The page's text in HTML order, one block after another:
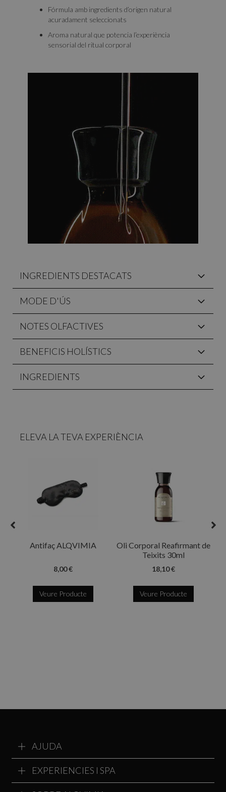
Fórmula amb ingredients d’origen natural
acuradament seleccionats
Aroma natural que potencia l’experiència
sensorial del ritual corporal
INGREDIENTS DESTACATS
MODE D'ÚS
NOTES OLFACTIVES
BENEFICIS HOLÍSTICS
INGREDIENTS
ELEVA LA TEVA EXPERIÈNCIA
Antifaç ALQVIMIA
8,00 €
Veure Producte
Oli Corporal Reafirmant de
Teixits 30ml
18,10 €
Veure Producte
AJUDA
EXPERIENCIES I SPA